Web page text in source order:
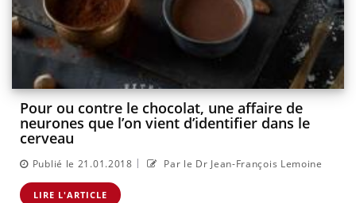
Pour ou contre le chocolat, une affaire de
neurones que l’on vient d’identifier dans le
cerveau
Publié le 21.01.2018 | Par le Dr Jean-François Lemoine
LIRE L'ARTICLE